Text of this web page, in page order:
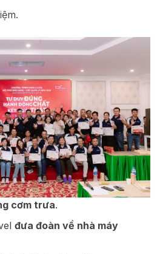
cơm trưa.
đưa đoàn về nhà máy